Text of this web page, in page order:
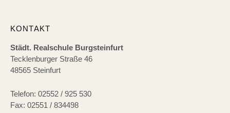
KONTAKT
Städt. Realschule Burgsteinfurt
Tecklenburger Straße 46
48565 Steinfurt
Telefon: 02552 / 925 530
Fax: 02551 / 834498